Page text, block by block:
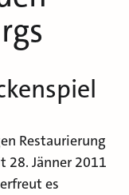
Restaurierung
28. Jänner 2011
es